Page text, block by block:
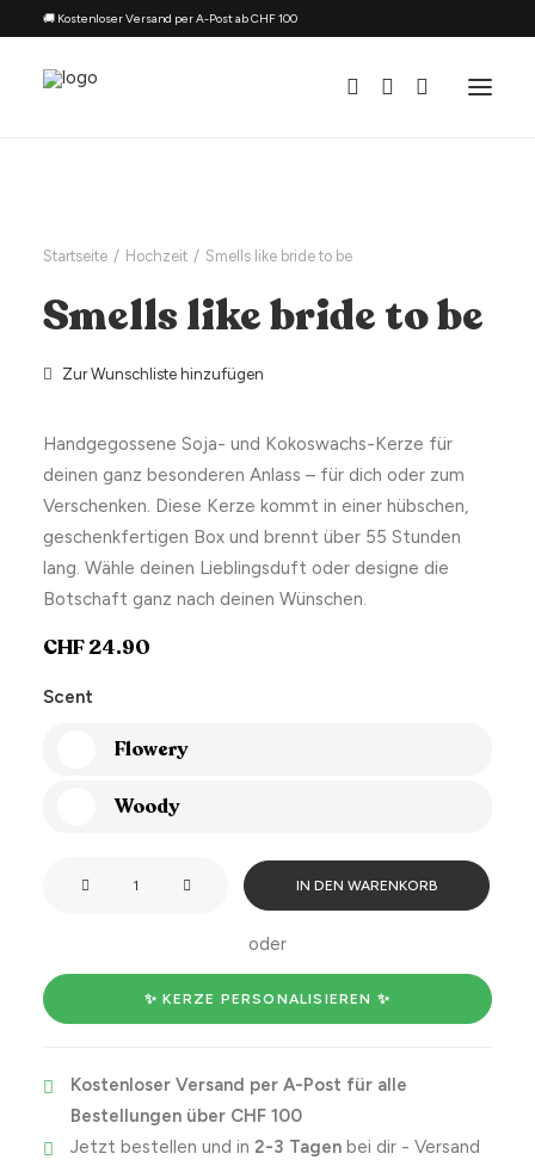
🚚 Kostenloser Versand per A-Post ab CHF 100
Nach Anlass
Thema
Nachfüllset
Kontakt
Deutsch
Startseite Hochzeit Smells like bride to be
Smells like bride to be
Zur Wunschliste hinzufügen
Handgegossene Soja- und Kokoswachs-Kerze für
deinen ganz besonderen Anlass – für dich oder zum
Verschenken. Diese Kerze kommt in einer hübschen,
geschenkfertigen Box und brennt über 55 Stunden
lang. Wähle deinen Lieblingsduft oder designe die
Botschaft ganz nach deinen Wünschen.
CHF24.90
Scent
Flowery
Woody
be
Menge
IN DEN WARENKORB
oder
✨ KERZE PERSONALISIEREN ✨
Kostenloser Versand per A-Post für alle
Bestellungen über CHF 100
Jetzt bestellen und in 2-3 Tagenbei dir - Versand